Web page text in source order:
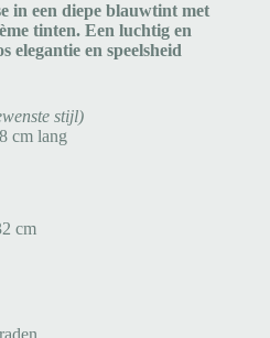
in een diepe blauwtint met
tinten. Een luchtig en
elegantie en speelsheid
stijl)
cm lang
cm